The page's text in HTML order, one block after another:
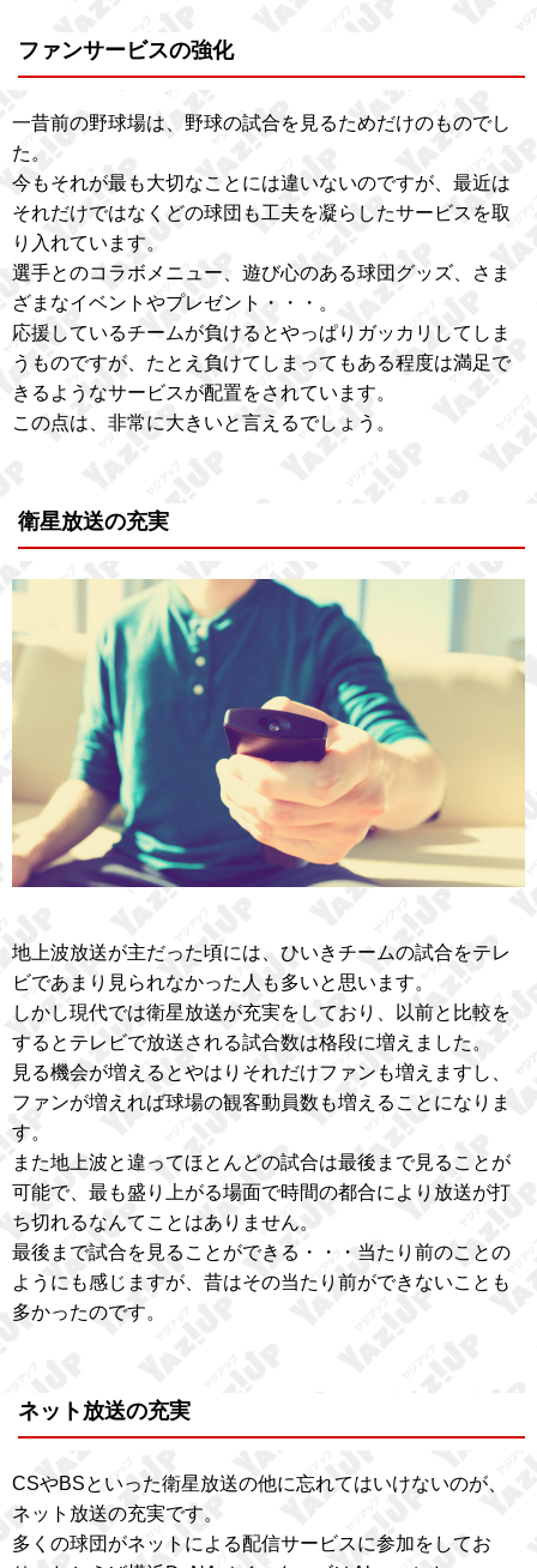
ファンサービスの強化
一昔前の野球場は、野球の試合を見るためだけのものでし
た。
今もそれが最も大切なことには違いないのですが、最近は
それだけではなくどの球団も工夫を凝らしたサービスを取
り入れています。
選手とのコラボメニュー、遊び心のある球団グッズ、さま
ざまなイベントやプレゼント・・・。
応援しているチームが負けるとやっぱりガッカリしてしま
うものですが、たとえ負けてしまってもある程度は満足で
きるようなサービスが配置をされています。
この点は、非常に大きいと言えるでしょう。
衛星放送の充実
地上波放送が主だった頃には、ひいきチームの試合をテレ
ビであまり見られなかった人も多いと思います。
しかし現代では衛星放送が充実をしており、以前と比較を
するとテレビで放送される試合数は格段に増えました。
見る機会が増えるとやはりそれだけファンも増えますし、
ファンが増えれば球場の観客動員数も増えることになりま
す。
また地上波と違ってほとんどの試合は最後まで見ることが
可能で、最も盛り上がる場面で時間の都合により放送が打
ち切れるなんてことはありません。
最後まで試合を見ることができる・・・当たり前のことの
ようにも感じますが、昔はその当たり前ができないことも
多かったのです。
ネット放送の充実
CSやBSといった衛星放送の他に忘れてはいけないのが、
ネット放送の充実です。
多くの球団がネットによる配信サービスに参加をしてお